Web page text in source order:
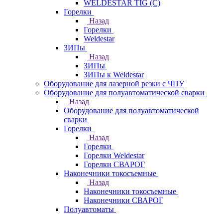
WELDESTAR TIG (С)
Горелки
Назад
Горелки
Weldestar
ЗИПы
Назад
ЗИПы
ЗИПы к Weldestar
Оборудование для лазерной резки с ЧПУ
Оборудование для полуавтоматической сварки
Назад
Оборудование для полуавтоматической
сварки
Горелки
Назад
Горелки
Горелки Weldestar
Горелки СВАРОГ
Наконечники токосъемные
Назад
Наконечники токосъемные
Наконечники СВАРОГ
Полуавтоматы